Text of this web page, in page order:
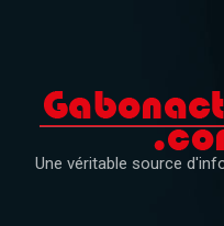
Une véritable source